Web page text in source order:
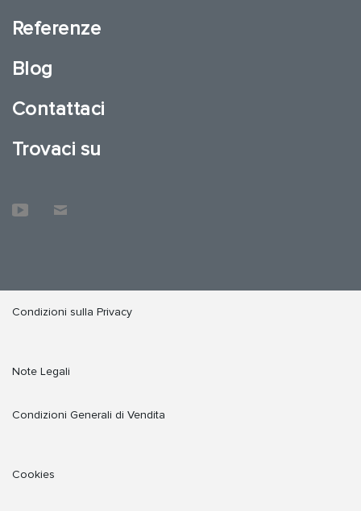
Referenze
Blog
Contattaci
Trovaci su
Condizioni sulla Privacy
Note Legali
Condizioni Generali di Vendita
Cookies